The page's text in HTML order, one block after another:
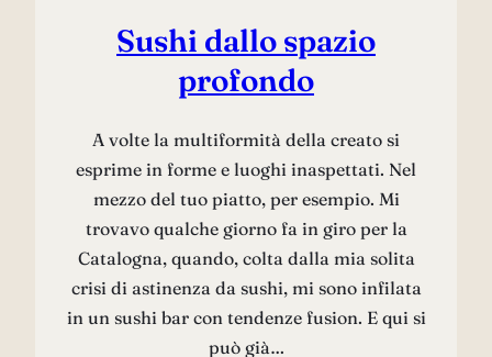
Sushi dallo spazio
profondo
A volte la multiformità della creato si
esprime in forme e luoghi inaspettati. Nel
mezzo del tuo piatto, per esempio. Mi
trovavo qualche giorno fa in giro per la
Catalogna, quando, colta dalla mia solita
crisi di astinenza da sushi, mi sono infilata
in un sushi bar con tendenze fusion. E qui si
può già…